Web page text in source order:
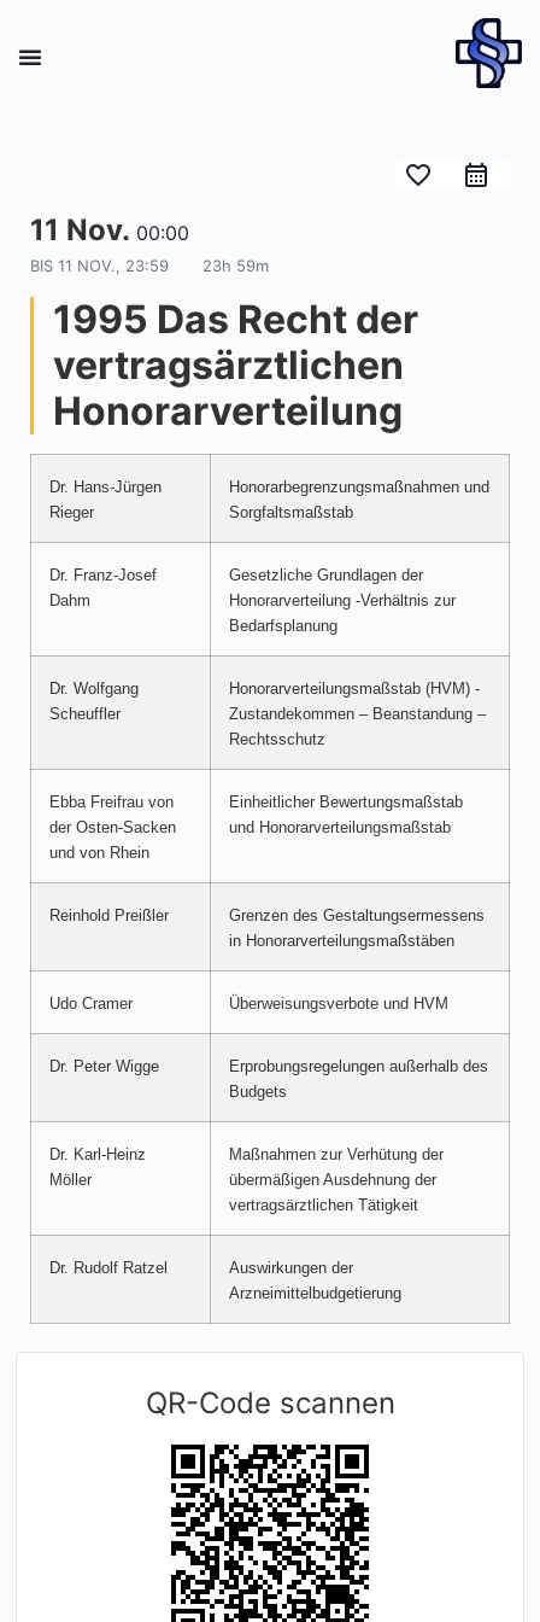
favorite_border
11 Nov. 00:00
BIS 11 NOV., 23:59 23h 59m
1995 Das Recht der
vertragsärztlichen
Honorarverteilung
Dr. Hans-Jürgen
Rieger
Honorarbegrenzungsmaßnahmen und
Sorgfaltsmaßstab
Dr. Franz-Josef
Dahm
Gesetzliche Grundlagen der
Honorarverteilung -Verhältnis zur
Bedarfsplanung
Dr. Wolfgang
Scheuffler
Honorarverteilungsmaßstab (HVM) -
Zustandekommen – Beanstandung –
Rechtsschutz
Ebba Freifrau von
der Osten-Sacken
und von Rhein
Einheitlicher Bewertungsmaßstab
und Honorarverteilungsmaßstab
Reinhold Preißler
Grenzen des Gestaltungsermessens
in Honorarverteilungsmaßstäben
Udo Cramer Überweisungsverbote und HVM
Dr. Peter Wigge
Erprobungsregelungen außerhalb des
Budgets
Dr. Karl-Heinz
Möller
Maßnahmen zur Verhütung der
übermäßigen Ausdehnung der
vertragsärztlichen Tätigkeit
Dr. Rudolf Ratzel
Auswirkungen der
Arzneimittelbudgetierung
QR-Code scannen